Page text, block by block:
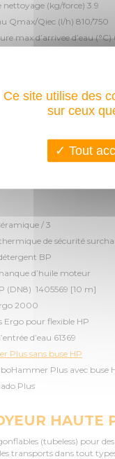
nettoyage (kg/force) 3.9
Qmax/Qiec (l/h) 810/750
max d’arrivee d’eau (°C)
moteur (CV) 5 5
HONDA GX 200
la buse HP 0500
/ 3
de sécurité
BP
d’huile moteur
(DN8) 1405569 [10 m]
2000
Ergo pour flexible HP
d’eau 61369
Plus sans buse HP
Plus avec buse
Plus
HAUTE
(tubeless) pour
transports dans tout
Ce site utilise des
sur ceux
Tout